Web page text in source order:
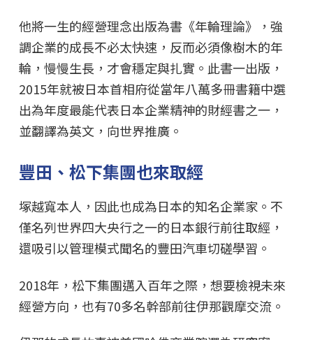
他將一生的經營理念出版為書《年輪理論》，強
調企業的成長不必太快速，反而必須像樹木的年
輪，慢慢生長，才會穩定與扎實。此書一出版，
2015年就被日本首相府從當年八萬多冊書籍中選
出為年度最能代表日本企業精神的財經書之一，
並翻譯為英文，向世界推廣。
豐田、松下集團也來取經
塚越寬本人，因此也成為日本的知名企業家。不
僅名列世界四大央行之一的日本銀行前往取經，
還吸引以管理模式聞名的豐田汽車切磋學習。
2018年，松下集團邁入百年之際，想要檢視未來
經營方向，也有70多名幹部前往伊那觀摩交流。